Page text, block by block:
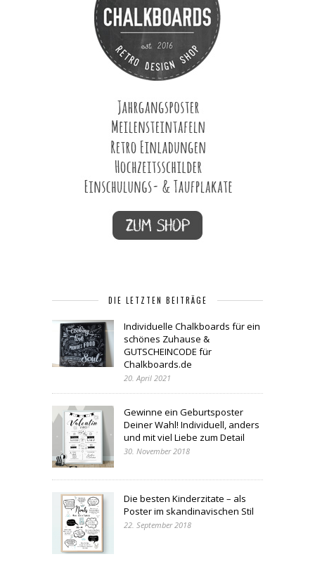
DIE LETZTEN BEITRÄGE
Individuelle Chalkboards für ein
schönes Zuhause &
GUTSCHEINCODE für
Chalkboards.de
20. April 2021
Gewinne ein Geburtsposter
Deiner Wahl! Individuell, anders
und mit viel Liebe zum Detail
30. November 2018
Die besten Kinderzitate – als
Poster im skandinavischen Stil
22. September 2018